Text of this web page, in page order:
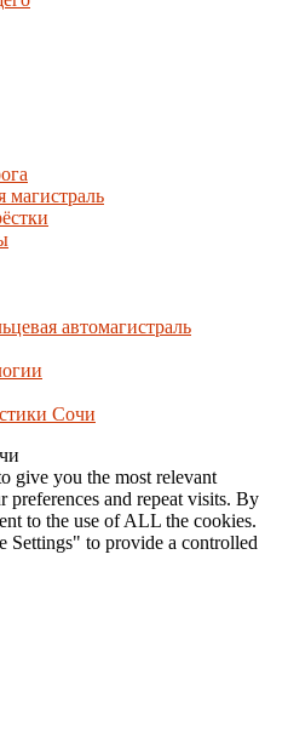
магистраль
автомагистраль
Сочи
give you the most relevant
preferences and repeat visits. By
to the use of ALL the cookies.
to provide a controlled